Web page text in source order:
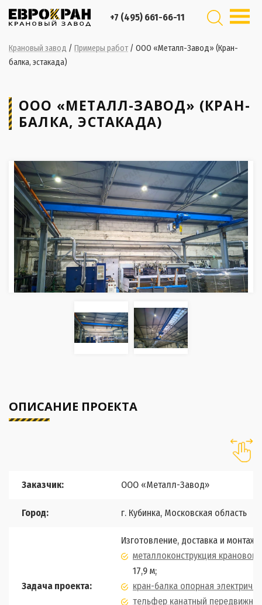
+7 (495) 661-66-11
Крановый завод / Примеры работ / ООО «Металл-Завод» (Кран-
балка, эстакада)
ООО «МЕТАЛЛ-ЗАВОД» (КРАН-
БАЛКА, ЭСТАКАДА)
ОПИСАНИЕ ПРОЕКТА
Заказчик: ООО «Металл-Завод»
Город: г. Кубинка, Московская область
Задача проекта:
Изготовление, доставка и
металлоконструкция крановой
17,9 м;
кран-балка опорная
тельфер канатный